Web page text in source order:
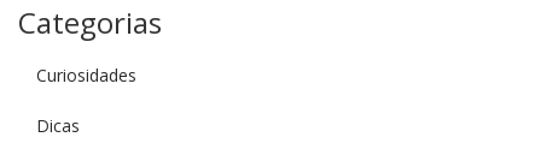
Categorias
Curiosidades
Dicas